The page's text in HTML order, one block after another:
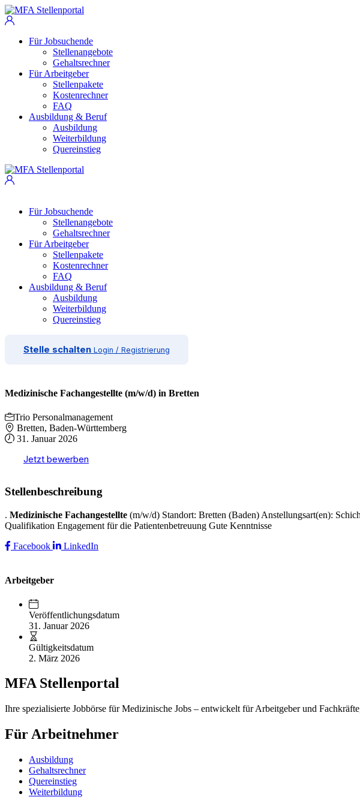
Für Jobsuchende
Stellenangebote
Gehaltsrechner
Für Arbeitgeber
Stellenpakete
Kostenrechner
FAQ
Ausbildung & Beruf
Ausbildung
Weiterbildung
Quereinstieg
Für Jobsuchende
Stellenangebote
Gehaltsrechner
Für Arbeitgeber
Stellenpakete
Kostenrechner
FAQ
Ausbildung & Beruf
Ausbildung
Weiterbildung
Quereinstieg
Stelle schalten Login / Registrierung
Medizinische Fachangestellte (m/w/d) in Bretten
Trio Personalmanagement
Bretten, Baden-Württemberg
31. Januar 2026
Jetzt bewerben
Stellenbeschreibung
. Medizinische Fachangestellte (m/w/d) Standort: Bretten (Baden) Anstellungsart(en):
Qualifikation Engagement für die Patientenbetreuung Gute Kenntnisse
Facebook
LinkedIn
Arbeitgeber
Veröffentlichungsdatum
31. Januar 2026
Gültigkeitsdatum
2. März 2026
MFA Stellenportal
Ihre spezialisierte Jobbörse für Medizinische Jobs – entwickelt für Arbeitgeber und
Für Arbeitnehmer
Ausbildung
Gehaltsrechner
Quereinstieg
Weiterbildung